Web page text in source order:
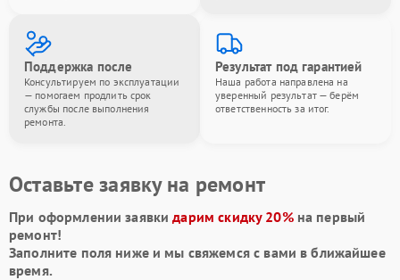
Поддержка после
Консультируем по эксплуатации
— помогаем продлить срок
службы после выполнения
ремонта.
Результат под гарантией
Наша работа направлена на
уверенный результат — берём
ответственность за итог.
Оставьте заявку на ремонт
При оформлении заявкидарим скидку 20%на первый
ремонт!
Заполните поля ниже и мы свяжемся с вами в ближайшее
время.